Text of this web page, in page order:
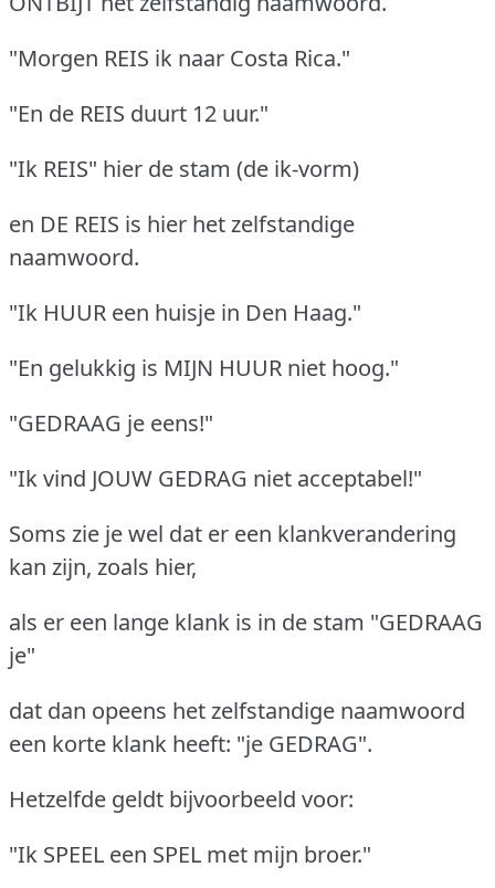
"Morgen REIS ik naar Costa Rica."
"En de REIS duurt 12 uur."
"Ik REIS" hier de stam (de ik-vorm)
en DE REIS is hier het zelfstandige
naamwoord.
"Ik HUUR een huisje in Den Haag."
"En gelukkig is MIJN HUUR niet hoog."
"GEDRAAG je eens!"
"Ik vind JOUW GEDRAG niet acceptabel!"
Soms zie je wel dat er een klankverandering
kan zijn, zoals hier,
als er een lange klank is in de stam "GEDRAAG
je"
dat dan opeens het zelfstandige naamwoord
een korte klank heeft: "je GEDRAG".
Hetzelfde geldt bijvoorbeeld voor:
"Ik SPEEL een SPEL met mijn broer."